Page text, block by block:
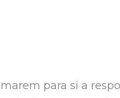
para si a